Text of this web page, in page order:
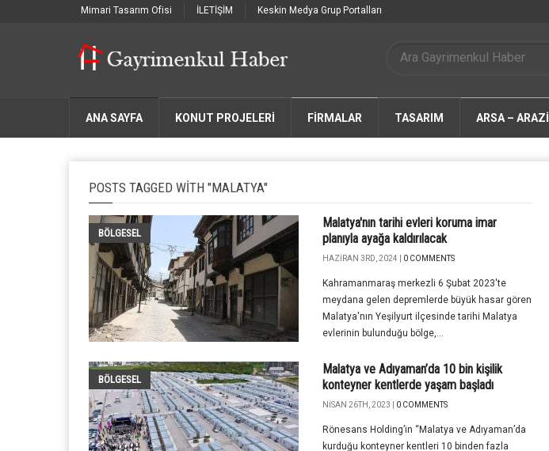
Mimari Tasarım Ofisi İLETİŞİM Keskin Medya Grup Portalları
ANA SAYFA KONUT PROJELERİ FIRMALAR TASARIM ARSA – ARAZİ
POSTS TAGGED WITH "MALATYA"
BÖLGESEL
Malatya'nın tarihi evleri koruma imar
planıyla ayağa kaldırılacak
HAZIRAN 3RD, 2024 | 0 COMMENTS
Kahramanmaraş merkezli 6 Şubat 2023'te
meydana gelen depremlerde büyük hasar gören
Malatya'nın Yeşilyurt ilçesinde tarihi Malatya
evlerinin bulunduğu bölge,...
BÖLGESEL
Malatya ve Adıyaman’da 10 bin kişilik
konteyner kentlerde yaşam başladı
NISAN 26TH, 2023 | 0 COMMENTS
Rönesans Holding’in “Malatya ve Adıyaman’da
kurduğu konteyner kentleri 10 binden fazla